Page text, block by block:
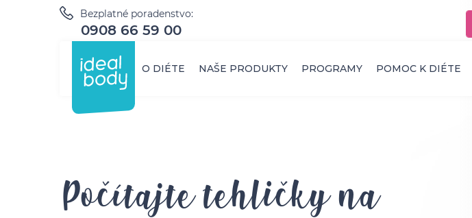
Bezplatné poradenstvo:
0908 66 59 00
O DIÉTE NAŠE PRODUKTY PROGRAMY POMOC K DIÉTE
Počítajte tehličky na